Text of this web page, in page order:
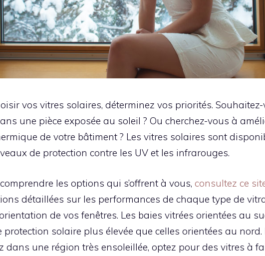
vos vitres solaires, déterminez vos priorités.
une pièce exposée au soleil ? Ou cherchez-vous à
de votre bâtiment ? Les vitres solaires sont
de protection contre les UV et les infrarouges.
les options qui s’offrent à vous, consultez ce
détaillées sur les performances de chaque type de
de vos fenêtres. Les baies vitrées orientées au
protection solaire plus élevée que celles orientées au nord.
dans une région très ensoleillée, optez pour des vitres à